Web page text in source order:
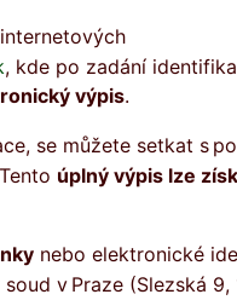
, kde po zadání
výpis.
úplný výpis lze
nebo elektronické
v Praze (Slezská